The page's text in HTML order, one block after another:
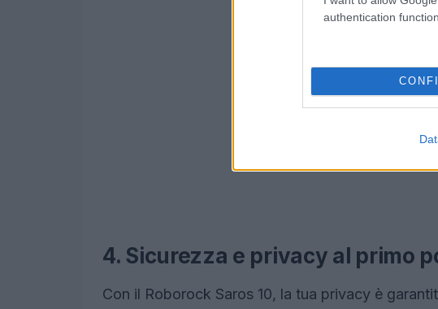
authentication
4. Sicurezza e privacy al primo
Con il Roborock Saros 10, la tua privacy è